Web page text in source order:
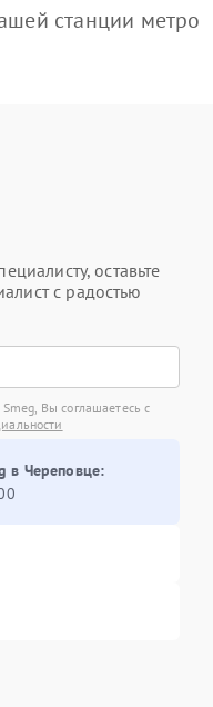
станции метро
оставьте
с радостью
Вы соглашаетесь с
в Череповце: